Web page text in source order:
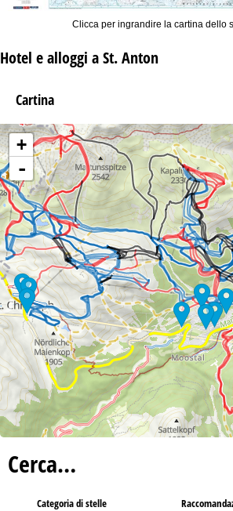
Clicca per ingrandire la cartina dello
Hotel e alloggi a St. Anton
Cartina
+
-
Cerca…
Categoria di stelle